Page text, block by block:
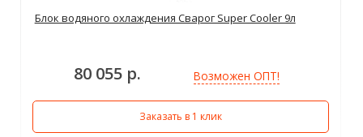
Блок водяного охлаждения Сварог Super Cooler 9л
80 055 р. Возможен ОПТ!
Заказать в 1 клик